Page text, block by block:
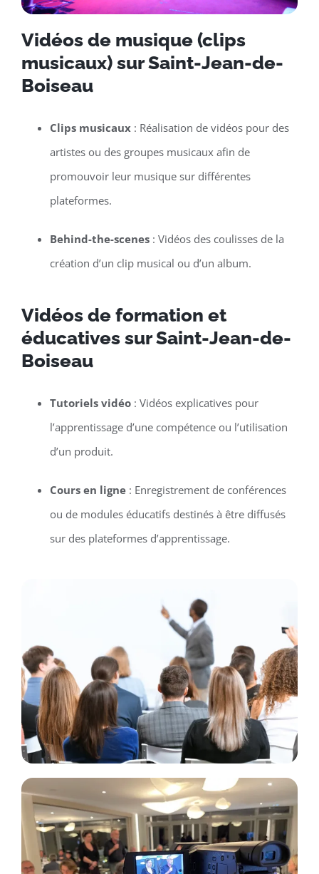
Vidéos de musique (clips
musicaux) sur Saint-Jean-de-
Boiseau
Clips musicaux: Réalisation de vidéos pour des
artistes ou des groupes musicaux afin de
promouvoir leur musique sur différentes
plateformes.
Behind-the-scenes: Vidéos des coulisses de la
création d’un clip musical ou d’un album.
Vidéos de formation et
éducatives sur Saint-Jean-de-
Boiseau
Tutoriels vidéo: Vidéos explicatives pour
l’apprentissage d’une compétence ou l’utilisation
d’un produit.
Cours en ligne: Enregistrement de conférences
ou de modules éducatifs destinés à être diffusés
sur des plateformes d’apprentissage.